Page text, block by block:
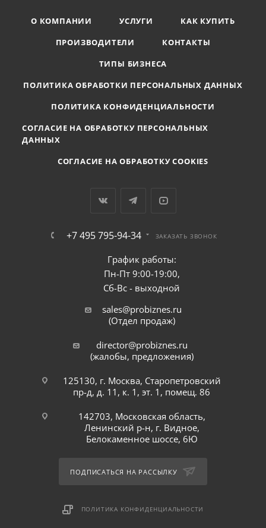
О КОМПАНИИ УСЛУГИ
КАК КУПИТЬ
ПРОИЗВОДИТЕЛИ
КОНТАКТЫ
ТИПЫ БИЗНЕСА
ПОЛИТИКА ОБРАБОТКИ ПЕРСОНАЛЬНЫХ ДАННЫХ
ПОЛИТИКА КОНФИДЕНЦИАЛЬНОСТИ
СОГЛАСИЕ НА ОБРАБОТКУ ПЕРСОНАЛЬНЫХ
ДАННЫХ
СОГЛАСИЕ НА ОБРАБОТКУ COOKIES
+7 495 795-94-34 ЗАКАЗАТЬ ЗВОНОК
График работы:
Пн-Пт 9:00-19:00,
Сб-Вс - выходной
sales@probiznes.ru
(Отдел продаж)
director@probiznes.ru
(жалобы, предложения)
125130, г. Москва, Старопетровский
пр-д, д. 11, к. 1, эт. 1, помещ. 86
142703, Московская область,
Ленинский р-н, г. Видное,
Белокаменное шоссе, 6Ю
ПОДПИСАТЬСЯ НА РАССЫЛКУ
ПОЛИТИКА КОНФИДЕНЦИАЛЬНОСТИ